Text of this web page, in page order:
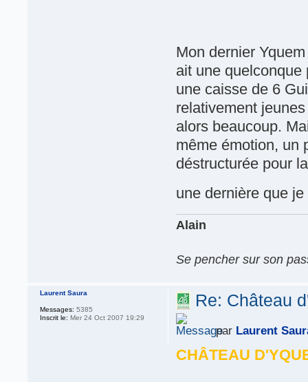
Mon dernier
ait une
une caisse de 6
relativement
alors beaucoup.
même émotion, un
déstructurée pour
une dernière que
Alain
Se pencher sur son
Re: Château
par Laurent
CHÂTEAU
Laurent Saura
Messages: 5385
Inscrit le: Mer 24 Oct 2007 19:29